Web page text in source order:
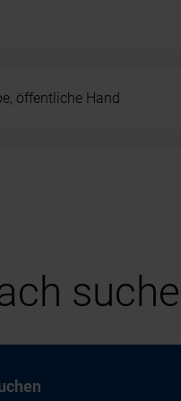
öffentliche Hand